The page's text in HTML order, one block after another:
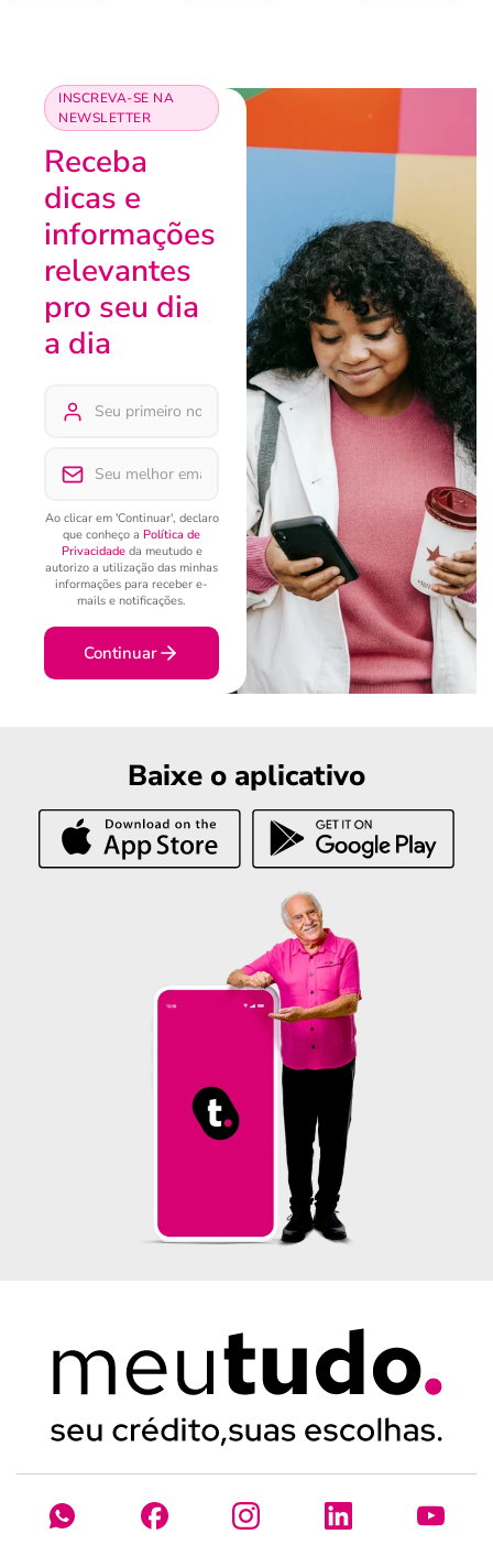
INSCREVA-SE NA
NEWSLETTER
Receba
dicas e
informações
relevantes
pro seu dia
a dia
Ao clicar em 'Continuar', declaro
que conheço a Política de
Privacidadeda meutudo e
autorizo a utilização das minhas
informações para receber e-
mails e notificações.
Continuar
Baixe o aplicativo